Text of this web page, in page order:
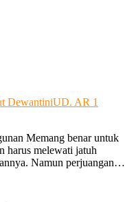
DewantiniUD. AR 1
Memang benar untuk
harus melewati jatuh
Namun perjuangan…